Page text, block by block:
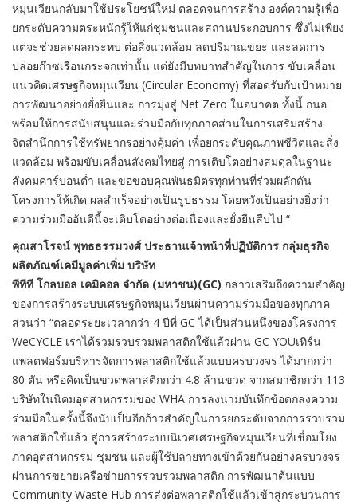
หมุนเวียนกลับมาใช้ประโยชน์ใหม่ ตลอดจนการสร้าง องค์ความรู้เพื่อ
ยกระดับความตระหนักรู้ให้แก่ชุมชนและสถานประกอบการ ซึ่งไม่เพียง
แต่จะช่วยลดผลกระทบ ต่อสิ่งแวดล้อม ลดปริมาณขยะ และลดการ
ปล่อยก๊าซเรือนกระจกเท่านั้น แต่ยังมีบทบาทสำคัญในการ ขับเคลื่อน
แนวคิดเศรษฐกิจหมุนเวียน (Circular Economy) ที่สอดรับกับเป้าหมาย
การพัฒนาอย่างยั่งยืนและ การมุ่งสู่ Net Zero ในอนาคต ทั้งนี้ กนอ.
พร้อมให้การสนับสนุนและร่วมมือกับทุกภาคส่วนในการเสริมสร้าง
จิตสำนึกการใช้ทรัพยากรอย่างคุ้มค่า เพื่อยกระดับคุณภาพชีวิตและสิ่ง
แวดล้อม พร้อมขับเคลื่อนสังคมไทยสู่ การเติบโตอย่างสมดุลในฐานะ
สังคมคาร์บอนต่ำ และขอขอบคุณพันธมิตรทุกท่านที่ร่วมผลักดัน
โครงการให้เกิด ผลสำเร็จอย่างเป็นรูปธรรม โดยหวังเป็นอย่างยิ่งว่า
ความร่วมมืออันดีนี้จะเติบโตอย่างต่อเนื่องและยั่งยืนสืบไป “
คุณสาโรจน์ พุทธธรรมวงศ์ ประธานเจ้าหน้าที่ปฏิบัติการ กลุ่มธุรกิจ
ผลิตภัณฑ์เคมีมูลค่าเพิ่ม บริษัท
พีทีที โกลบอล เคมิคอล จำกัด (มหาชน)(GC) กล่าวเสริมถึงความสำคัญ
ของการสร้างระบบเศรษฐกิจหมุนเวียนผ่านความร่วมมือของทุกภาค
ส่วนว่า “ตลอดระยะเวลากว่า 4 ปีที่ GC ได้เป็นส่วนหนึ่งของโครงการ
WeCYCLE เราได้ร่วมรวบรวมพลาสติกใช้แล้วผ่าน GC YOUเทิร์น
แพลตฟอร์มบริหารจัดการพลาสติกใช้แล้วแบบครบวงจร ได้มากกว่า
80 ตัน หรือคิดเป็นขวดพลาสติกกว่า 4.8 ล้านขวด จากสมาชิกกว่า 113
บริษัทในนิคมอุตสาหกรรมของ WHA การลงนามบันทึกข้อตกลงความ
ร่วมมือในครั้งนี้จึงนับเป็นอีกก้าวสำคัญในการยกระดับจากการรวบรวม
พลาสติกใช้แล้ว สู่การสร้างระบบนิเวศเศรษฐกิจหมุนเวียนที่เชื่อมโยง
ภาคอุตสาหกรรม ชุมชน และผู้ใช้ปลายทางเข้าด้วยกันอย่างครบวงจร
ผ่านการขยายเครือข่ายการรวบรวมพลาสติก การพัฒนาต้นแบบ
Community Waste Hub การส่งต่อพลาสติกใช้แล้วเข้าสู่กระบวนการ